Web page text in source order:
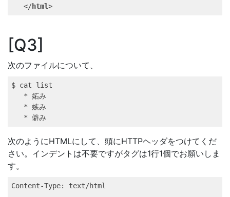
</html>
Q3
次のファイルについて、
$ cat list
* 妬み
* 嫉み
* 僻み
次のようにHTMLにして、頭にHTTPヘッダをつけてくだ
さい。インデントは不要ですがタグは1行1個でお願いしま
す。
Content-Type: text/html